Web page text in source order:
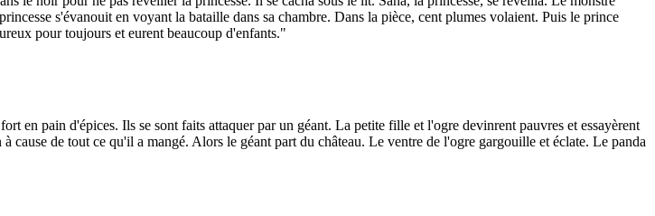
s'évanouit en voyant la bataille dans sa chambre. Dans la pièce, cent plumes volaient. Puis le prince
pour toujours et eurent beaucoup d'enfants."
en pain d'épices. Ils se sont faits attaquer par un géant. La petite fille et l'ogre devinrent pauvres et essayèrent
de tout ce qu'il a mangé. Alors le géant part du château. Le ventre de l'ogre gargouille et éclate. Le panda